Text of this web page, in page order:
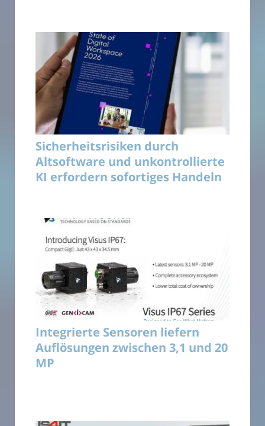
Sicherheitsrisiken durch
Altsoftware und unkontrollierte
KI erfordern sofortiges Handeln
Integrierte Sensoren liefern
Auflösungen zwischen 3,1 und 20
MP